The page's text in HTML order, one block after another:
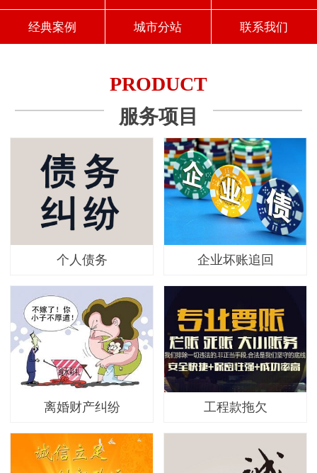
经典案例 城市分站 联系我们
PRODUCT
服务项目
个人债务 企业坏账追回
离婚财产纠纷 工程款拖欠